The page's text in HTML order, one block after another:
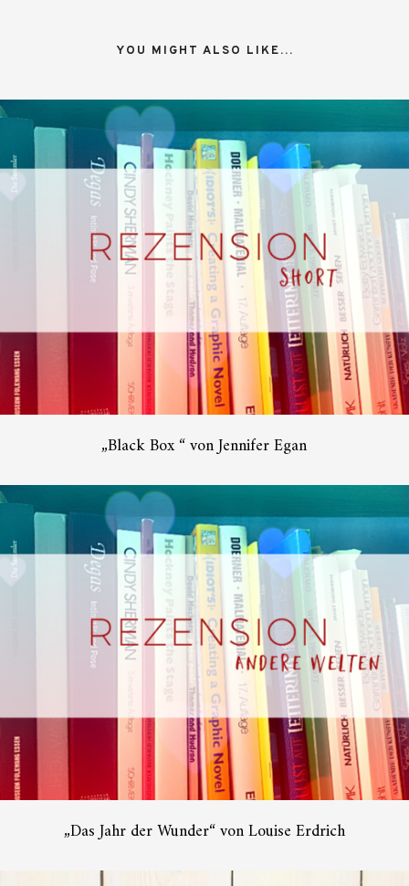
YOU MIGHT ALSO LIKE...
„Black Box “ von Jennifer Egan
„Das Jahr der Wunder“ von Louise Erdrich